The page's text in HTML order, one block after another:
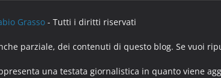
Grasso - Tutti i diritti riservati
parziale, dei contenuti di questo blog. Se vuoi
una testata giornalistica in quanto viene